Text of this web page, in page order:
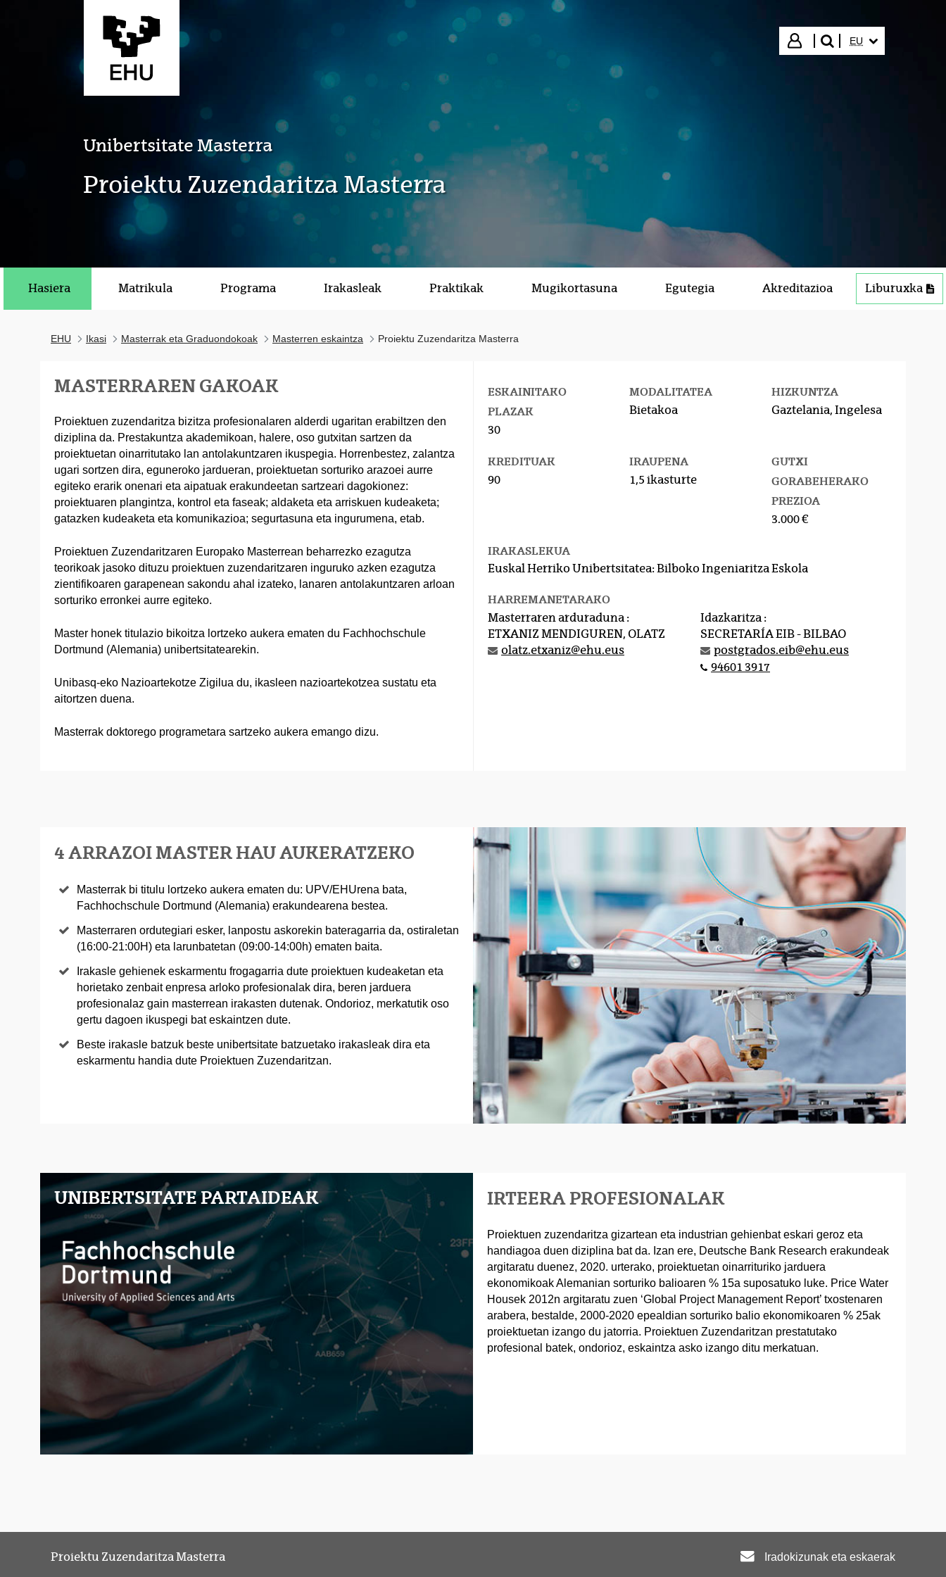
Hasi saioa
bilatu"
EU
Unibertsitate Masterra
Proiektu Zuzendaritza Masterra
Hasiera Matrikula Programa Irakasleak Praktikak Mugikortasuna Egutegia Akreditazioa Liburuxka
EHU Ikasi Masterrak eta Graduondokoak Masterren eskaintza Proiektu Zuzendaritza Masterra
MASTERRAREN GAKOAK
Proiektuen zuzendaritza bizitza profesionalaren alderdi ugaritan erabiltzen den
diziplina da. Prestakuntza akademikoan, halere, oso gutxitan sartzen da
proiektuetan oinarritutako lan antolakuntzaren ikuspegia. Horrenbestez, zalantza
ugari sortzen dira, eguneroko jardueran, proiektuetan sorturiko arazoei aurre
egiteko erarik onenari eta aipatuak erakundeetan sartzeari dagokionez:
proiektuaren plangintza, kontrol eta faseak; aldaketa eta arriskuen kudeaketa;
gatazken kudeaketa eta komunikazioa; segurtasuna eta ingurumena, etab.
Proiektuen Zuzendaritzaren Europako Masterrean beharrezko ezagutza
teorikoak jasoko dituzu proiektuen zuzendaritzaren inguruko azken ezagutza
zientifikoaren garapenean sakondu ahal izateko, lanaren antolakuntzaren arloan
sorturiko erronkei aurre egiteko.
Master honek titulazio bikoitza lortzeko aukera ematen du Fachhochschule
Dortmund (Alemania) unibertsitatearekin.
Unibasq-eko Nazioartekotze Zigilua du, ikasleen nazioartekotzea sustatu eta
aitortzen duena.
Masterrak doktorego programetara sartzeko aukera emango dizu.
ESKAINITAKO
PLAZAK
30
MODALITATEA
Bietakoa
HIZKUNTZA
Gaztelania, Ingelesa
KREDITUAK
90
IRAUPENA
1,5 ikasturte
GUTXI
GORABEHERAKO
PREZIOA
3.000 €
IRAKASLEKUA
Euskal Herriko Unibertsitatea: Bilboko Ingeniaritza Eskola
HARREMANETARAKO
Masterraren arduraduna :
ETXANIZ MENDIGUREN, OLATZ
olatz.etxaniz@ehu.eus
Idazkaritza :
SECRETARÍA EIB - BILBAO
postgrados.eib@ehu.eus
94601 3917
4 ARRAZOI MASTER HAU AUKERATZEKO
Masterrak bi titulu lortzeko aukera ematen du: UPV/EHUrena bata,
Fachhochschule Dortmund (Alemania) erakundearena bestea.
Masterraren ordutegiari esker, lanpostu askorekin bateragarria da, ostiraletan
(16:00-21:00H) eta larunbatetan (09:00-14:00h) ematen baita.
Irakasle gehienek eskarmentu frogagarria dute proiektuen kudeaketan eta
horietako zenbait enpresa arloko profesionalak dira, beren jarduera
profesionalaz gain masterrean irakasten dutenak. Ondorioz, merkatutik oso
gertu dagoen ikuspegi bat eskaintzen dute.
Beste irakasle batzuk beste unibertsitate batzuetako irakasleak dira eta
eskarmentu handia dute Proiektuen Zuzendaritzan.
UNIBERTSITATE PARTAIDEAK IRTEERA PROFESIONALAK
Proiektuen zuzendaritza gizartean eta industrian gehienbat eskari geroz eta
handiagoa duen diziplina bat da. Izan ere, Deutsche Bank Research erakundeak
argitaratu duenez, 2020. urterako, proiektuetan oinarrituriko jarduera
ekonomikoak Alemanian sorturiko balioaren % 15a suposatuko luke. Price Water
Housek 2012n argitaratu zuen ‘Global Project Management Report’ txostenaren
arabera, bestalde, 2000-2020 epealdian sorturiko balio ekonomikoaren % 25ak
proiektuetan izango du jatorria. Proiektuen Zuzendaritzan prestatutako
profesional batek, ondorioz, eskaintza asko izango ditu merkatuan.
Proiektu Zuzendaritza Masterra Iradokizunak eta eskaerak